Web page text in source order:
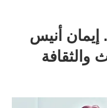
أنيس
والثقافة